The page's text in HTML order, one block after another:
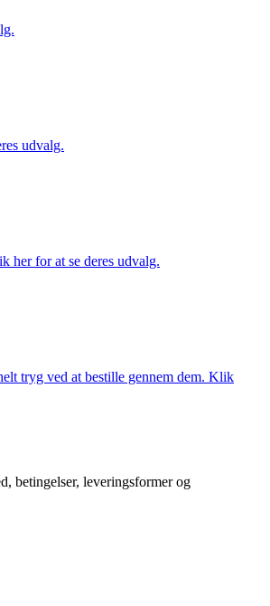
udvalg.
her for at se deres udvalg.
tryg ved at bestille gennem dem. Klik
betingelser, leveringsformer og